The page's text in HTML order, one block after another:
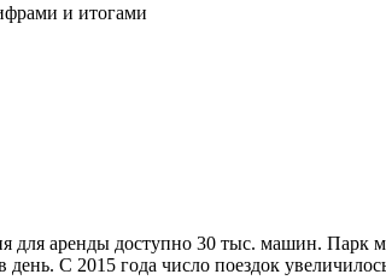
и итогами
для аренды доступно 30 тыс. машин.
день. С 2015 года число поездок